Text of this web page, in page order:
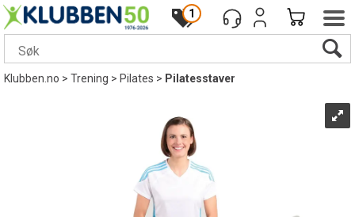
1
Klubben.no>Trening>Pilates> Pilatesstaver